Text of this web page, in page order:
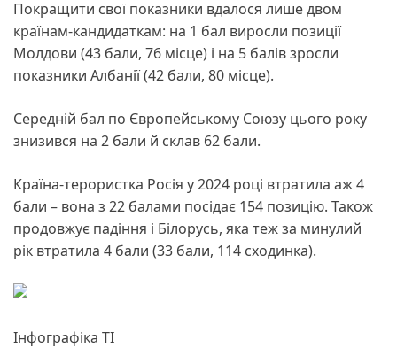
Покращити свої показники вдалося лише двом
країнам-кандидаткам: на 1 бал виросли позиції
Молдови (43 бали, 76 місце) і на 5 балів зросли
показники Албанії (42 бали, 80 місце).
Середній бал по Європейському Союзу цього року
знизився на 2 бали й склав 62 бали.
Країна-терористка Росія у 2024 році втратила аж 4
бали – вона з 22 балами посідає 154 позицію. Також
продовжує падіння і Білорусь, яка теж за минулий
рік втратила 4 бали (33 бали, 114 сходинка).
Інфографіка ТІ